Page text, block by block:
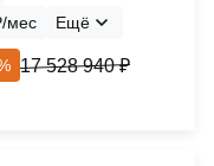
мес
Ещё
17 528 940 ₽